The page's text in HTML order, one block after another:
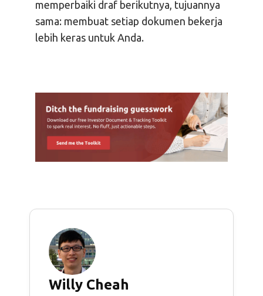
memperbaiki draf berikutnya, tujuannya
sama: membuat setiap dokumen bekerja
lebih keras untuk Anda.
Willy Cheah